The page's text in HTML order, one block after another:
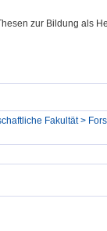
zur Bildung als
Fakultät >